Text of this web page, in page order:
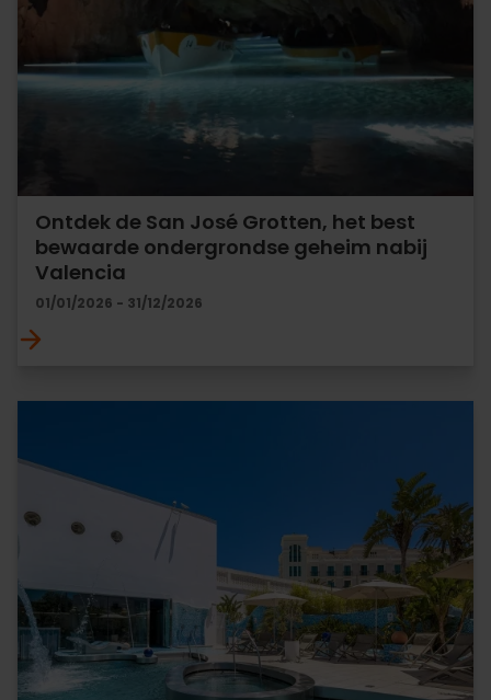
Ontdek de San José Grotten, het best
bewaarde ondergrondse geheim nabij
Valencia
01/01/2026 - 31/12/2026